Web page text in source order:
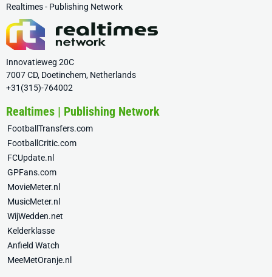
Realtimes - Publishing Network
Innovatieweg 20C
7007 CD, Doetinchem, Netherlands
+31(315)-764002
Realtimes | Publishing Network
FootballTransfers.com
FootballCritic.com
FCUpdate.nl
GPFans.com
MovieMeter.nl
MusicMeter.nl
WijWedden.net
Kelderklasse
Anfield Watch
MeeMetOranje.nl